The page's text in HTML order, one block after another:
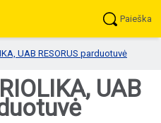
Paieška
UAB RESORUS parduotuvė
UAB